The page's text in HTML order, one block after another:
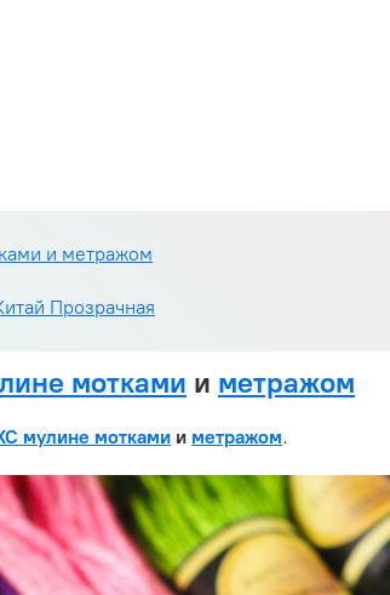
и метражом
Прозрачная
мотками и метражом
мулине мотками и метражом.